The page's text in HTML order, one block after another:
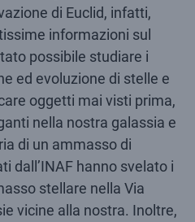
di Euclid, infatti,
informazioni sul
possibile studiare i
ed evoluzione di stelle e
oggetti mai visti prima,
nella nostra galassia e
di un ammasso di
dall’INAF hanno svelato i
stellare nella Via
vicine alla nostra. Inoltre,